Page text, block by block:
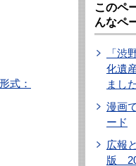
式：
このペ
んなペ
「渋
化遺
ました
漫画
ード
広報
版